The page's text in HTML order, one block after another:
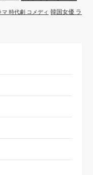
マ 時代劇 コメディ 韓国女優 ラ